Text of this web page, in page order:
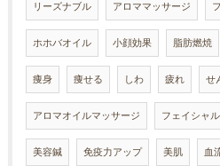
リーズナブル アロママッサージ
ホホバオイル 小顔効果 脂肪燃焼
痩身 痩せる しわ 疲れ せ
アロマオイルマッサージ フェイシャル
美容鍼 免疫力アップ 美肌 血